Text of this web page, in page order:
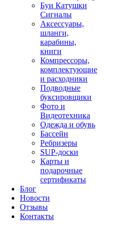
Буи Катушки
Сигналы
Аксессуары,
шланги,
карабины,
книги
Компрессоры,
комплектующие
и расходники
Подводные
буксировщики
Фото и
Видеотехника
Одежда и обувь
Бассейн
Ребризеры
SUP-доски
Карты и
подарочные
сертификаты
Блог
Новости
Отзывы
Контакты